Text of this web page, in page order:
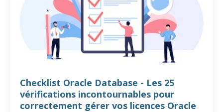
Checklist Oracle Database - Les 25
vérifications incontournables pour
correctement gérer vos licences Oracle